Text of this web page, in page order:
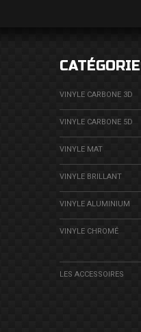
VINYLE CARBONE 3D
VINYLE CARBONE 5D
VINYLE MAT
VINYLE BRILLANT
VINYLE ALUMINIUM
VINYLE CHROMÉ
LES ACCESSOIRES